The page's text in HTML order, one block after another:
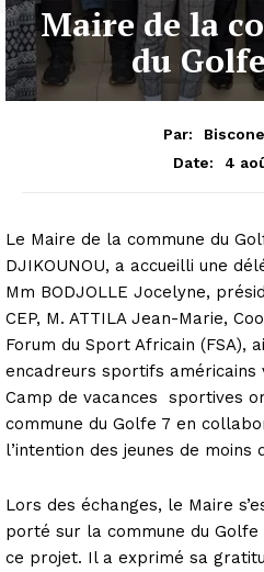
Maire de la
du
Par:
Date:
4
Le Maire de la commune du
DJIKOUNOU, a accueilli une
Mm BODJOLLE Jocelyne,
CEP, M. ATTILA Jean-Marie,
Forum du Sport Africain (FSA),
encadreurs sportifs américains
Camp de vacances sportives
commune du Golfe 7 en
l’intention des jeunes de moins
Lors des échanges, le Maire
porté sur la commune du
ce projet. Il a exprimé sa